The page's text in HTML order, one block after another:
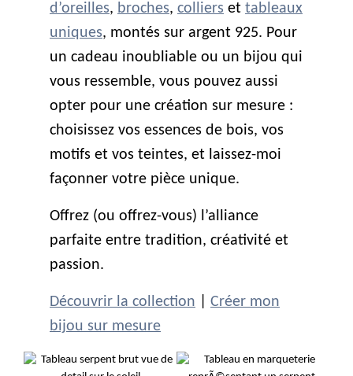
d’oreilles, broches, colliers et tableaux
uniques, montés sur argent 925. Pour
un cadeau inoubliable ou un bijou qui
vous ressemble, vous pouvez aussi
opter pour une création sur mesure :
choisissez vos essences de bois, vos
motifs et vos teintes, et laissez-moi
façonner votre pièce unique.
Offrez (ou offrez-vous) l’alliance
parfaite entre tradition, créativité et
passion.
Découvrir la collection
Créer mon
bijou sur mesure